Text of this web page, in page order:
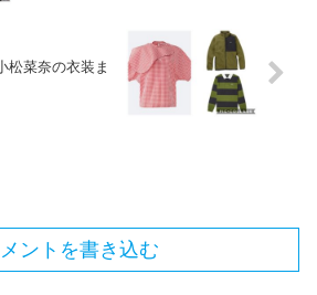
松菜奈の衣装ま
ントを書き込む